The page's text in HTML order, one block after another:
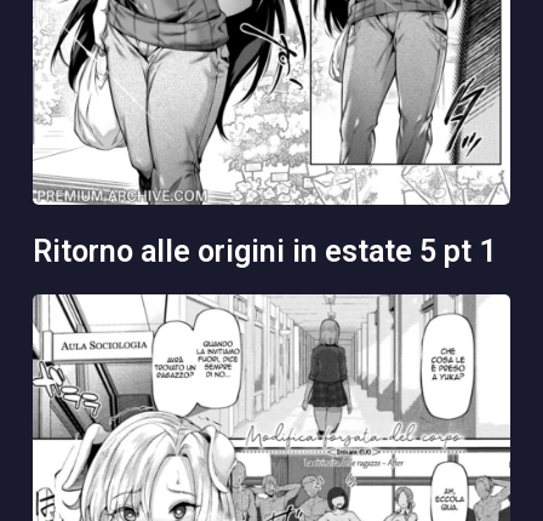
ritorno alle origini in estate 5 pt 1